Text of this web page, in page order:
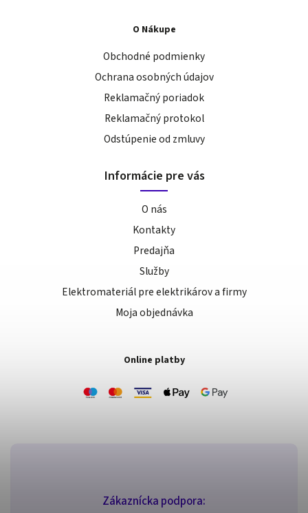
Zákaznícka podpora:
O Nákupe
Obchodné podmienky
Ochrana osobných údajov
Reklamačný poriadok
Reklamačný protokol
Odstúpenie od zmluvy
Informácie pre vás
O nás
Kontakty
Predajňa
Služby
Elektromateriál pre elektrikárov a firmy
Moja objednávka
Online platby